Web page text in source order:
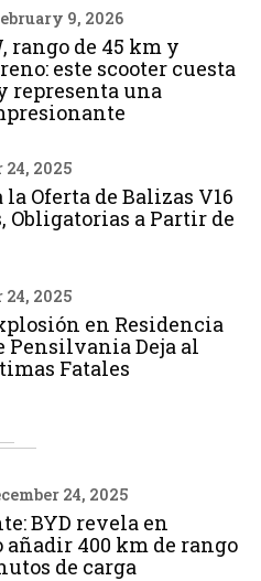
9, 2026
rango de 45 km y
este scooter cuesta
representa una
24, 2025
la Oferta de Balizas V16
Obligatorias a Partir de
24, 2025
en Residencia
Pensilvania Deja al
Fatales
24, 2025
BYD revela en
añadir 400 km de rango
de carga